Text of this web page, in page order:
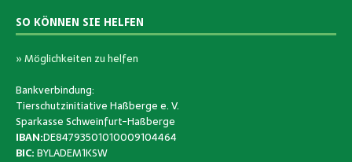
SO KÖNNEN SIE HELFEN
» Möglichkeiten zu helfen
Bankverbindung:
Tierschutzinitiative Haßberge e. V.
Sparkasse Schweinfurt-Haßberge
IBAN:DE84793501010009104464
BIC:BYLADEM1KSW